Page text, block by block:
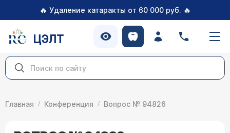
🔥 Удаление катаракты от 60 000 руб. 🔥
ЦЭЛТ
Главная Конференция Вопрос № 94826